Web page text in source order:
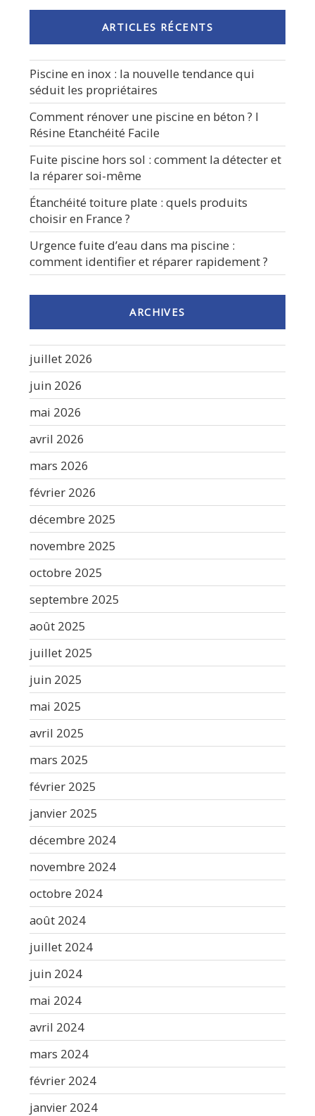
! »
ARTICLES RÉCENTS
Piscine en inox : la nouvelle tendance qui
séduit les propriétaires
Comment rénover une piscine en béton ? I
Résine Etanchéité Facile
Fuite piscine hors sol : comment la détecter et
la réparer soi-même
Étanchéité toiture plate : quels produits
choisir en France ?
Urgence fuite d’eau dans ma piscine :
comment identifier et réparer rapidement ?
ARCHIVES
juillet 2026
juin 2026
mai 2026
avril 2026
mars 2026
février 2026
décembre 2025
novembre 2025
octobre 2025
septembre 2025
août 2025
juillet 2025
juin 2025
mai 2025
avril 2025
mars 2025
février 2025
janvier 2025
décembre 2024
novembre 2024
octobre 2024
août 2024
juillet 2024
juin 2024
mai 2024
avril 2024
mars 2024
février 2024
janvier 2024